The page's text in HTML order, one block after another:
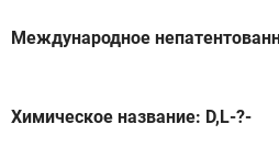
Международное
Химическое название: D,L-?-